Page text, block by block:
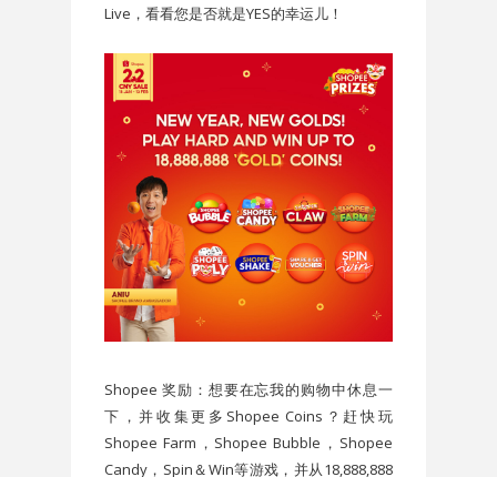
Live，看看您是否就是YES的幸运儿！
Shopee 奖励：想要在忘我的购物中休息一
下，并收集更多Shopee Coins？赶快玩
Shopee Farm，Shopee Bubble，Shopee
Candy，Spin＆Win等游戏，并从18,888,888